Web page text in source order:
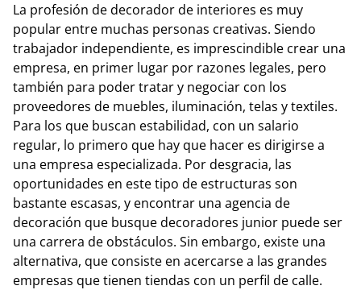
La profesión de decorador de interiores es muy
popular entre muchas personas creativas. Siendo
trabajador independiente, es imprescindible crear una
empresa, en primer lugar por razones legales, pero
también para poder tratar y negociar con los
proveedores de muebles, iluminación, telas y textiles.
Para los que buscan estabilidad, con un salario
regular, lo primero que hay que hacer es dirigirse a
una empresa especializada. Por desgracia, las
oportunidades en este tipo de estructuras son
bastante escasas, y encontrar una agencia de
decoración que busque decoradores junior puede ser
una carrera de obstáculos. Sin embargo, existe una
alternativa, que consiste en acercarse a las grandes
empresas que tienen tiendas con un perfil de calle.